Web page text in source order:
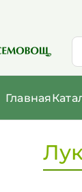
Главная